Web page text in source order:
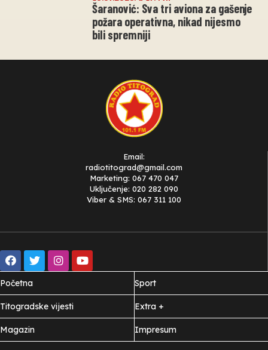
Šaranović: Sva tri aviona za gašenje
požara operativna, nikad nijesmo
bili spremniji
Email:
radiotitograd@gmail.com
Marketing: 067 470 047
Uključenje: 020 282 090
Viber & SMS: 067 311 100
Početna
Titogradske vijesti
Magazin
Sport
Extra +
Impresum